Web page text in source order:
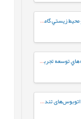
تعاملات دوسويه ارزيابي تأثيرات اجتماعي و محيط زيستي گامي در جهت توسعه پايدار (گفتگو با «دکتر اسماعيل صالحي»)
خلاصة کتاب ارزيابي تأثيرات اجتماعي پروژه هاي توسعه تجربياتي از هند و ديگر کشورهاي آسيايي
ارزیابی تأثیرات اجتماعی انتقال مسیر ویژه اتوبوس‌های تندرو (BRT) در خیابان مولوی